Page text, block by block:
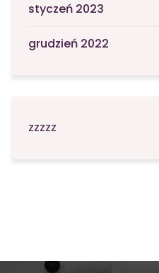
styczeń 2023
grudzień 2022
zzzzz